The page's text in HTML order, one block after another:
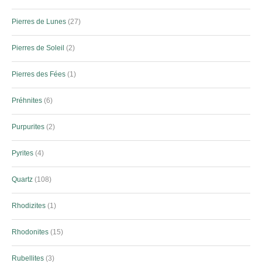
Pierres de Lunes 27
Pierres de Soleil 2
Pierres des Fées 1
Préhnites 6
Purpurites 2
Pyrites 4
Quartz 108
Rhodizites 1
Rhodonites 15
Rubellites 3